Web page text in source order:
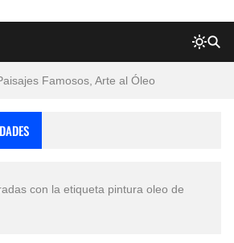
Famosos, Arte al Óleo
con la etiqueta pintura oleo de